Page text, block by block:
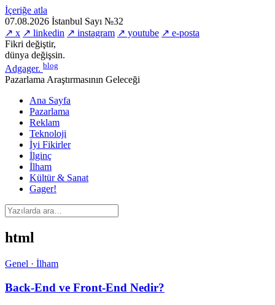
İçeriğe atla
07.08.2026 İstanbul Sayı №32
↗ x ↗ linkedin ↗ instagram ↗ youtube ↗ e-posta
Fikri değiştir,
dünya değişsin.
Adgager. blog
Pazarlama Araştırmasının Geleceği
Ana Sayfa
Pazarlama
Reklam
Teknoloji
İyi Fikirler
İlginç
İlham
Kültür & Sanat
Gager!
html
Genel · İlham
Back-End ve Front-End Nedir?